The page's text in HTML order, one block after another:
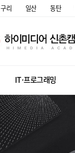
구리 일산 동탄
IT·프로그래밍